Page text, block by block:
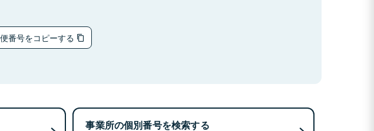
番号をコピーする
事業所の個別番号を検索する